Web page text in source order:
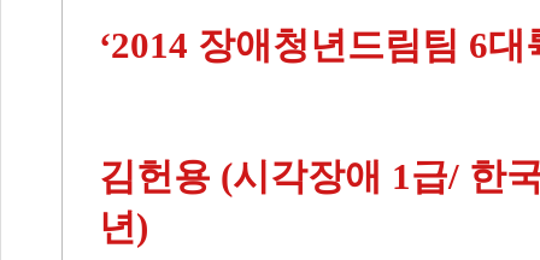
‘2014 장애청년드림팀 6
김헌용 (시각장애 1급/ 한
년)